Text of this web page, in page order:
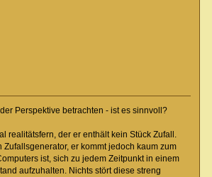
Perspektive betrachten - ist es sinnvoll?
realitätsfern, der er enthält kein Stück Zufall.
Zufallsgenerator, er kommt jedoch kaum zum
ist, sich zu jedem Zeitpunkt in einem
aufzuhalten. Nichts stört diese streng